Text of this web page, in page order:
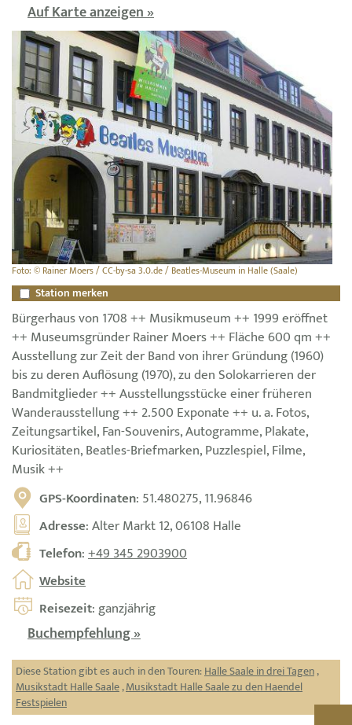
Auf Karte anzeigen »
Foto: © Rainer Moers / CC-by-sa 3.0.de / Beatles-Museum in Halle (Saale)
Station merken
Bürgerhaus von 1708 ++ Musikmuseum ++ 1999 eröffnet
++ Museumsgründer Rainer Moers ++ Fläche 600 qm ++
Ausstellung zur Zeit der Band von ihrer Gründung (1960)
bis zu deren Auflösung (1970), zu den Solokarrieren der
Bandmitglieder ++ Ausstellungsstücke einer früheren
Wanderausstellung ++ 2.500 Exponate ++ u. a. Fotos,
Zeitungsartikel, Fan-Souvenirs, Autogramme, Plakate,
Kuriositäten, Beatles-Briefmarken, Puzzlespiel, Filme,
Musik ++
GPS-Koordinaten: 51.480275, 11.96846
Adresse: Alter Markt 12, 06108 Halle
Telefon:+49 345 2903900
Website
Reisezeit: ganzjährig
Buchempfehlung »
Diese Station gibt es auch in den Touren:Halle Saale in drei Tagen,
Musikstadt Halle Saale,Musikstadt Halle Saale zu den Haendel
Festspielen